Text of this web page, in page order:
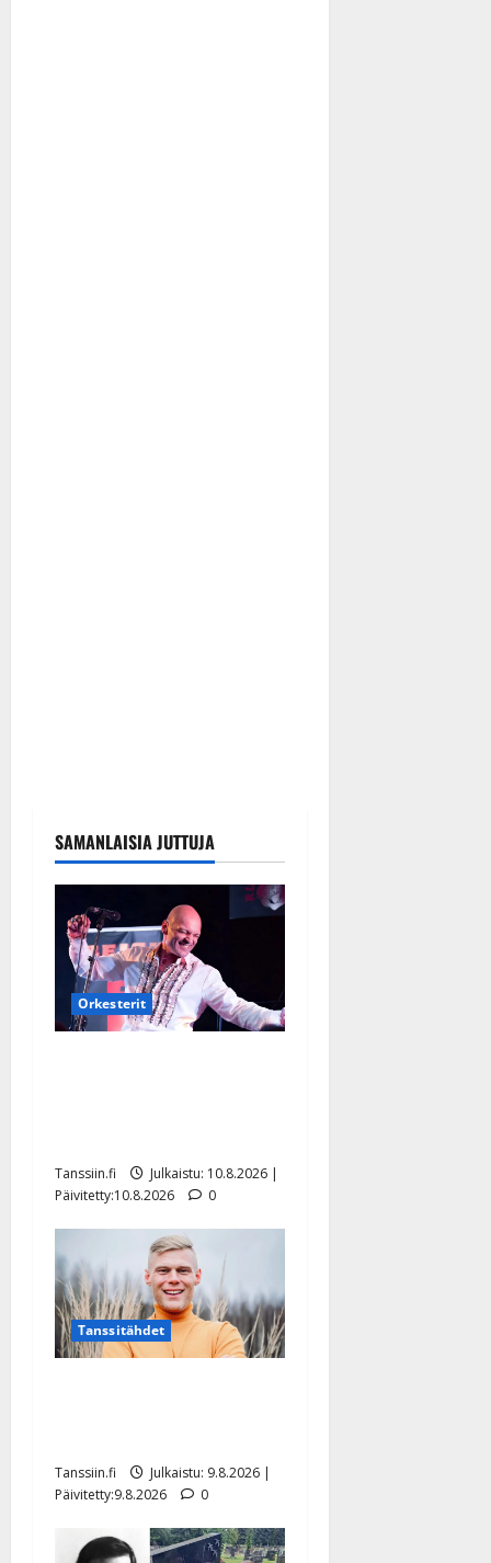
SAMANLAISIA JUTTUJA
Orkesterit
Tanssiin.fi
Julkaistu: 10.8.2026 |
Päivitetty:10.8.2026
0
Tanssitähdet
Tanssiin.fi
Julkaistu: 9.8.2026 |
Päivitetty:9.8.2026
0